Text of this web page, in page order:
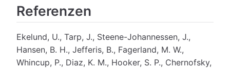
Referenzen
Ekelund, U., Tarp, J., Steene-Johannessen, J.,
Hansen, B. H., Jefferis, B., Fagerland, M. W.,
Whincup, P., Diaz, K. M., Hooker, S. P., Chernofsky,